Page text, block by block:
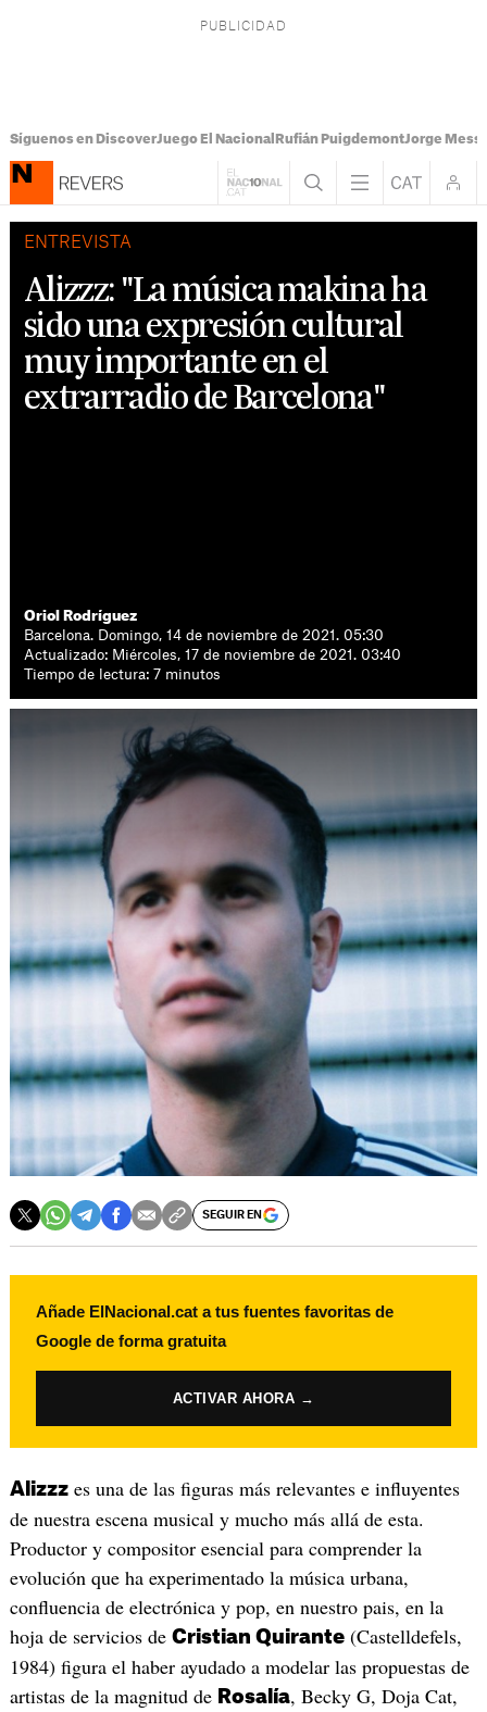
Síguenos en DiscoverJuego El Nacional Rufián PuigdemontJorge Messi
ENTREVISTA
Alizzz: "La música makina ha
sido una expresión cultural
muy importante en el
extrarradio de Barcelona"
Oriol Rodríguez
Barcelona. Domingo, 14 de noviembre de 2021. 05:30
Actualizado: Miércoles, 17 de noviembre de 2021. 03:40
Tiempo de lectura: 7 minutos
SEGUIR EN
Añade ElNacional.cat a tus fuentes favoritas de
Google de forma gratuita
ACTIVAR AHORA →
Alizzzes una de las figuras más relevantes e influyentes
de nuestra escena musical y mucho más allá de esta.
Productor y compositor esencial para comprender la
evolución que ha experimentado la música urbana,
confluencia de electrónica y pop, en nuestro pais, en la
hoja de servicios de Cristian Quirante(Castelldefels,
1984) figura el haber ayudado a modelar las propuestas de
artistas de la magnitud de Rosalía, Becky G, Doja Cat,